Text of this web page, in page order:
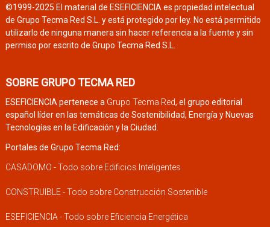
©1999-2025 El material de ESEFICIENCIA es propiedad intelectual
de Grupo Tecma Red S.L. y está protegido por ley. No está permitido
utilizarlo de ninguna manera sin hacer referencia a la fuente y sin
permiso por escrito de Grupo Tecma Red S.L.
SOBRE GRUPO TECMA RED
ESEFICIENCIA pertenece a Grupo Tecma Red, el grupo editorial
español líder en las temáticas de Sostenibilidad, Energía y Nuevas
Tecnologías en la Edificación y la Ciudad.
Portales de Grupo Tecma Red:
CASADOMO - Todo sobre Edificios Inteligentes
CONSTRUIBLE - Todo sobre Construcción Sostenible
ESEFICIENCIA - Todo sobre Eficiencia Energética